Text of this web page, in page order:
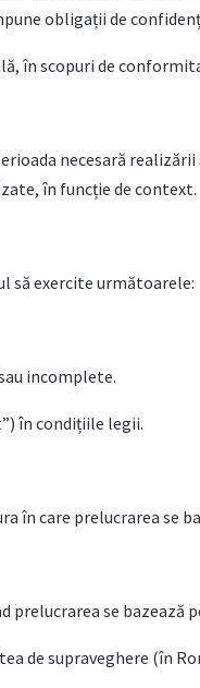
obligații de
în scopuri de
necesară
în funcție de context.
să exercite următoarele:
incomplete.
în condițiile legii.
care prelucrarea se
prelucrarea se
de supraveghere (în